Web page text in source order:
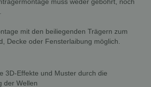
muss weder gebohrt, noch
mit den beiliegenden Trägern zum
Decke oder Fensterlaibung möglich.
3D-Effekte und Muster durch die
der Wellen